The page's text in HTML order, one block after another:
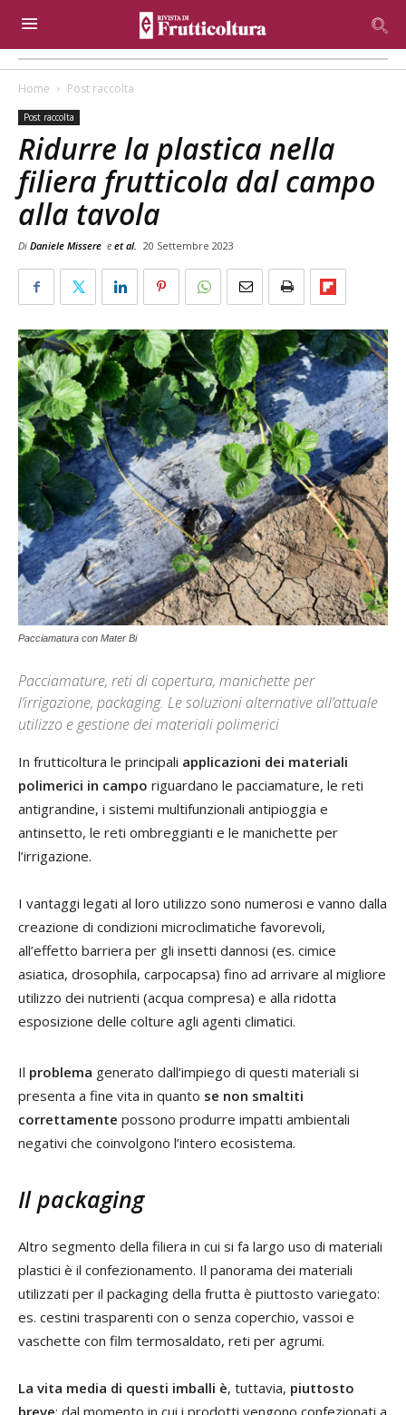
Home Post raccolta
Post raccolta
Ridurre la plastica nella
filiera frutticola dal campo
alla tavola
Di Daniele Missere e et al. 20 Settembre 2023
Pacciamatura con Mater Bi
Pacciamature, reti di copertura, manichette per
l’irrigazione, packaging. Le soluzioni alternative all’attuale
utilizzo e gestione dei materiali polimerici
In frutticoltura le principali applicazioni dei materiali
polimerici in campo riguardano le pacciamature, le reti
antigrandine, i sistemi multifunzionali antipioggia e
antinsetto, le reti ombreggianti e le manichette per
l’irrigazione.
I vantaggi legati al loro utilizzo sono numerosi e vanno dalla
creazione di condizioni microclimatiche favorevoli,
all’effetto barriera per gli insetti dannosi (es. cimice
asiatica, drosophila, carpocapsa) fino ad arrivare al migliore
utilizzo dei nutrienti (acqua compresa) e alla ridotta
esposizione delle colture agli agenti climatici.
Il problema generato dall’impiego di questi materiali si
presenta a fine vita in quanto se non smaltiti
correttamente possono produrre impatti ambientali
negativi che coinvolgono l’intero ecosistema.
Il packaging
Altro segmento della filiera in cui si fa largo uso di materiali
plastici è il confezionamento. Il panorama dei materiali
utilizzati per il packaging della frutta è piuttosto variegato:
es. cestini trasparenti con o senza coperchio, vassoi e
vaschette con film termosaldato, reti per agrumi.
La vita media di questi imballi è, tuttavia, piuttosto
breve: dal momento in cui i prodotti vengono confezionati a